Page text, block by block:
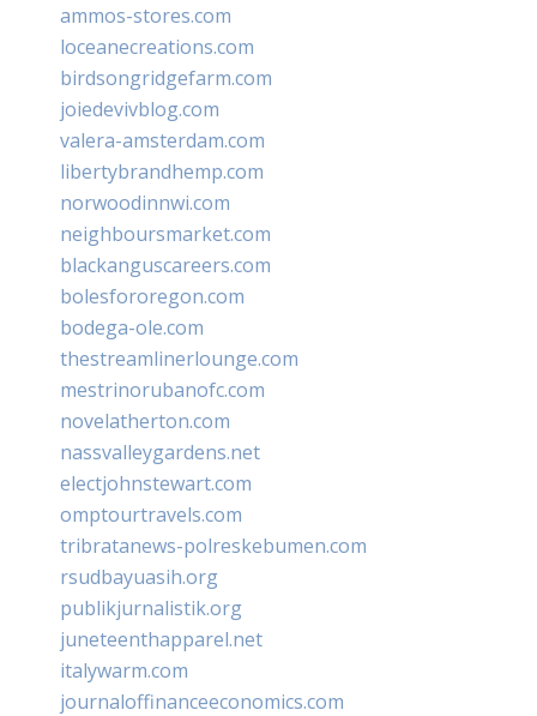
ammos-stores.com
loceanecreations.com
birdsongridgefarm.com
joiedevivblog.com
valera-amsterdam.com
libertybrandhemp.com
norwoodinnwi.com
neighboursmarket.com
blackanguscareers.com
bolesfororegon.com
bodega-ole.com
thestreamlinerlounge.com
mestrinorubanofc.com
novelatherton.com
nassvalleygardens.net
electjohnstewart.com
omptourtravels.com
tribratanews-polreskebumen.com
rsudbayuasih.org
publikjurnalistik.org
juneteenthapparel.net
italywarm.com
journaloffinanceeconomics.com